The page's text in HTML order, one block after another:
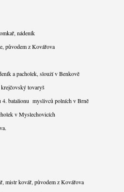
nádeník
původem z Kovářova
a pacholek, slouží v Benkově
tovaryš
4. batalionu myslivců polních v Brně
v Myslechovicích
mistr kovář, původem z Kovářova